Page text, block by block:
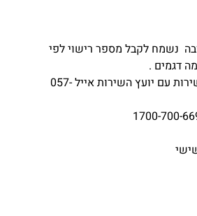
נשמח לקבל מספר רישוי לפי
דגמים .
תוכל ליצור קשר ישירות עם יועץ השירות אייל 057-